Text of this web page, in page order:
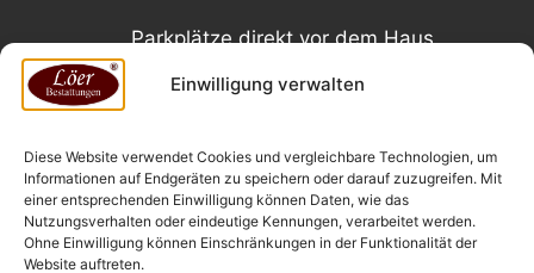
Einwilligung verwalten
Diese Website verwendet Cookies und vergleichbare Technologien, um
Informationen auf Endgeräten zu speichern oder darauf zuzugreifen. Mit
einer entsprechenden Einwilligung können Daten, wie das
Nutzungsverhalten oder eindeutige Kennungen, verarbeitet werden.
Ohne Einwilligung können Einschränkungen in der Funktionalität der
Website auftreten.
Parkplätze direkt vor dem Haus
Impressum
Datenschutz
Allgemeine Geschäftsbedingungen
Cookie-Richtlinie (EU)
Bestatter Laatzen